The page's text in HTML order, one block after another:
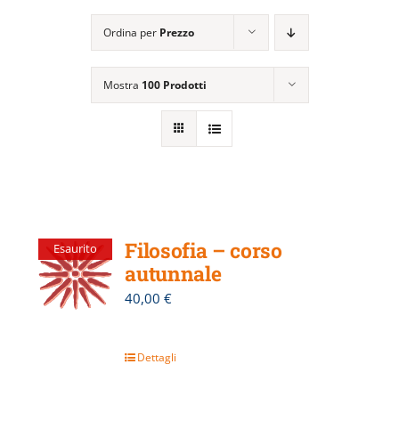
ATTIVITÀ EDITORIALE
Ordina per Prezzo
Mostra 100 Prodotti
Esaurito
Filosofia – corso
autunnale
40,00€
Dettagli